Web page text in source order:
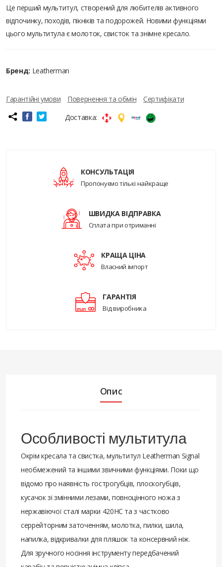
Це перший мультитул, створений для любителів активного
відпочинку, походів, пікніків та подорожей. Новими функціями
цього мультитула є молоток, свисток та знімне кресало.
Бренд: Leatherman
Гарантійні умови Повернення та обмін
Сертифікати
Доставка:
КОНСУЛЬТАЦІЯ
Пропонуємо тількі найкраще
ШВИДКА ВІДПРАВКА
Сплата при отриманні
КРАЩА ЦІНА
Власний імпорт
ГАРАНТІЯ
Від виробника
Опис
Особливості мультитула
Окрім кресала та свистка, мультитул Leatherman Signal
необмежений та іншими звичними функціями. Поки що
відомо про наявність гострогубців, плоскогубців,
кусачок зі змінними лезами, повноцінного ножа з
нержавіючої сталі марки 420HC та з частково
серрейторним заточенням, молотка, пилки, шила,
напилка, відкривалки для пляшок та консервний ніж.
Для зручного носіння інструменту передбачений